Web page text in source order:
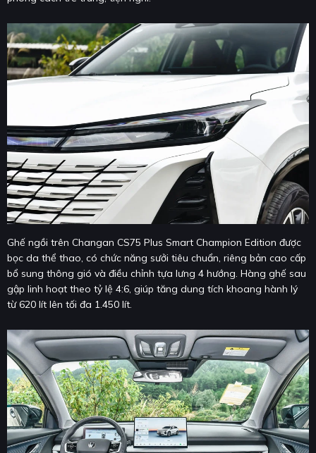
Ghế ngồi trên Changan CS75 Plus Smart Champion Edition được
bọc da thể thao, có chức năng sưởi tiêu chuẩn, riêng bản cao cấp
bổ sung thông gió và điều chỉnh tựa lưng 4 hướng. Hàng ghế sau
gập linh hoạt theo tỷ lệ 4:6, giúp tăng dung tích khoang hành lý
từ 620 lít lên tối đa 1.450 lít.